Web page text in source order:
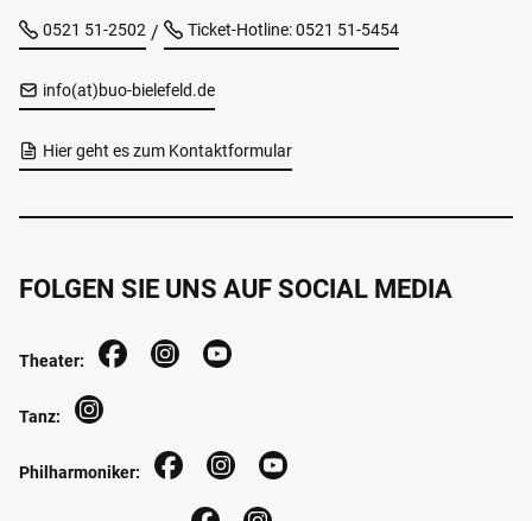
0521 51-2502 / Ticket-Hotline: 0521 51-5454
info(at)buo-bielefeld.de
Hier geht es zum Kontaktformular
FOLGEN SIE UNS AUF SOCIAL MEDIA
Theater:
Tanz:
Philharmoniker: